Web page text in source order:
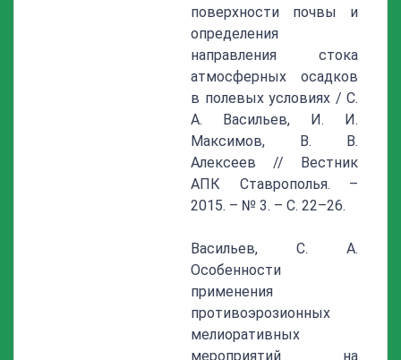
поверхности почвы и
определения
направления стока
атмосферных осадков
в полевых условиях / С.
А. Васильев, И. И.
Максимов, В. В.
Алексеев // Вестник
АПК Ставрополья. –
2015. – № 3. – С. 22–26.
Васильев, С. А.
Особенности
применения
противоэрозионных
мелиоративных
мероприятий на